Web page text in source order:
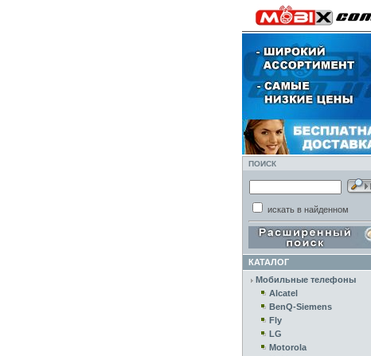
ПОИСК
искать в найденном
КАТАЛОГ
Мобильные телефоны
Alcatel
BenQ-Siemens
Fly
LG
Motorola